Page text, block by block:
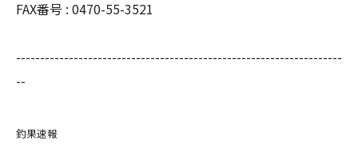
FAX番号 : 0470-55-3521
--------------------------------------------------------------------
--
釣果速報